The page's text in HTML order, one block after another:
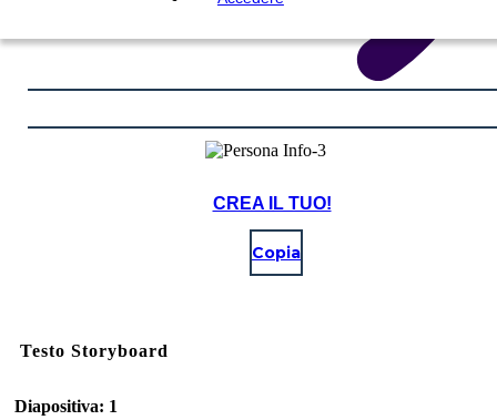
CREA IL TUO!
Copia
Testo Storyboard
Diapositiva: 1